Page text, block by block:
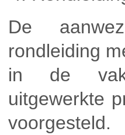
De
rondleiding
in de
uitgewerkte